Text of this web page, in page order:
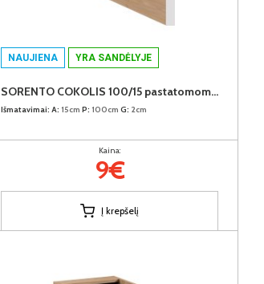
NAUJIENA YRA SANDĖLYJE
SORENTO COKOLIS 100/15 pastatomoms virtuvės spintelėms (Puccini)
Išmatavimai: A: 15cm P: 100cm G: 2cm
Kaina:
9€
Į krepšelį